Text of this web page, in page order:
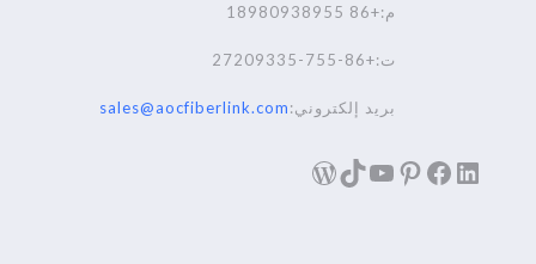
م:+86 18980938955
ت:+86-755-27209335
بريد إلكتروني:sales@aocfiberlink.com
لينكد إنفيسبوك
بينترست
يوتيوب
تيك توكووردبريس